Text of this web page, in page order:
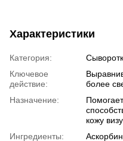
Характеристики
Категория:
Ключевое
действие:
более
Назначение:
кожу
Ингредиенты: